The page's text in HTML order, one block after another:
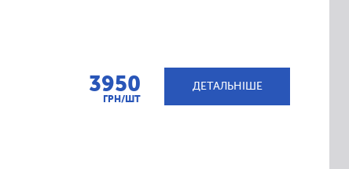
3950
ГРН/ШТ
ДЕТАЛЬНІШЕ